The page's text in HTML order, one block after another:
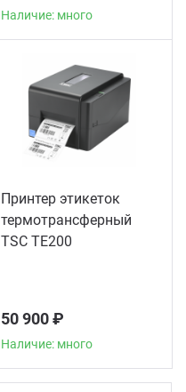
Наличие: много
Принтер этикеток
термотрансферный
TSC TE200
50 900 ₽
Наличие: много